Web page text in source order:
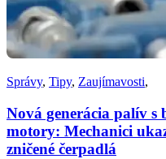
Správy, Tipy, Zaujímavosti,
Nová generácia palív s
motory: Mechanici
zničené čerpadlá